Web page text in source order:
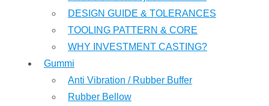
DESIGN GUIDE & TOLERANCES
TOOLING PATTERN & CORE
WHY INVESTMENT CASTING?
Gummi
Anti Vibration / Rubber Buffer
Rubber Bellow